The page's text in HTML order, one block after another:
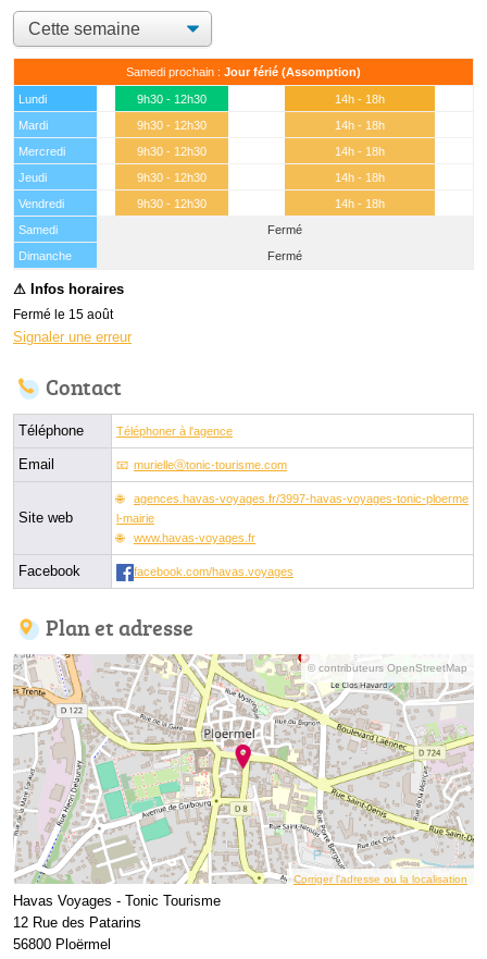
Samedi prochain : Jour férié (Assomption)
Lundi 9h30 - 12h30
14h - 18h
Mardi
9h30 - 12h30
14h - 18h
Mercredi
9h30 - 12h30
14h - 18h
Jeudi
9h30 - 12h30
14h - 18h
Vendredi
9h30 - 12h30
14h - 18h
Samedi
(15 août)
Fermé
Dimanche
Fermé
Fermé le 15 août
Signaler une erreur
Contact
Téléphone Téléphoner à l'agence
Email murielleⓐtonic-tourisme.com
Site web
agences.havas-voyages.fr/3997-havas-voyages-tonic-ploerme
l-mairie
www.havas-voyages.fr
Facebook facebook.com/havas.voyages
Plan et adresse
© contributeurs OpenStreetMap
Corriger l’adresse ou la localisation
Havas Voyages - Tonic Tourisme
12 Rue des Patarins
56800 Ploërmel